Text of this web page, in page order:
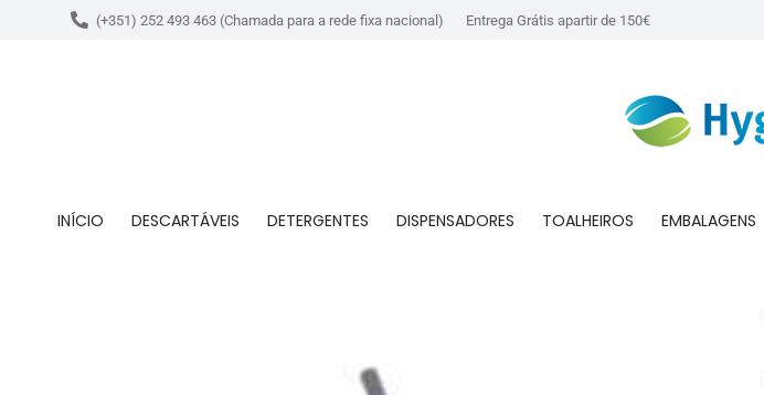
(+351) 252 493 463 (Chamada para a rede fixa nacional) Entrega Grátis apartir de 150€
INÍCIO DESCARTÁVEIS DETERGENTES DISPENSADORES TOALHEIROS EMBALAGENS